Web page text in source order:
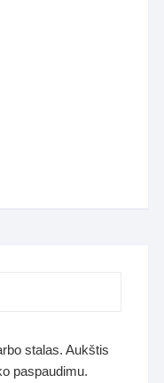
stalas. Aukštis
paspaudimu.